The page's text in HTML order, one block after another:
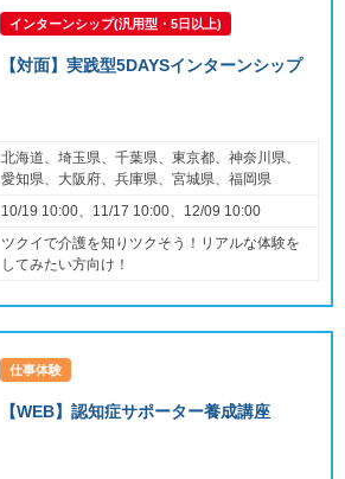
インターンシップ(汎用型・5日以上)
【対面】実践型5DAYSインターンシップ
北海道、埼玉県、千葉県、東京都、神奈川県、
愛知県、大阪府、兵庫県、宮城県、福岡県
10/19 10:00、11/17 10:00、12/09 10:00
ツクイで介護を知りツクそう！リアルな体験を
してみたい方向け！
仕事体験
【WEB】認知症サポーター養成講座